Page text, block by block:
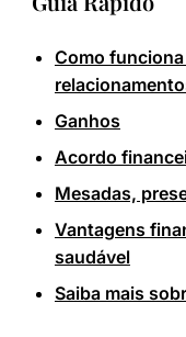
Como
Ganhos
Acordo
Mesadas,
Vantagens
saudável
Saiba mais